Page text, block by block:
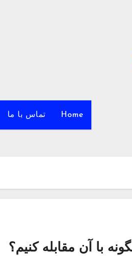
Home تماس با ما
با آن مقابله کنیم؟